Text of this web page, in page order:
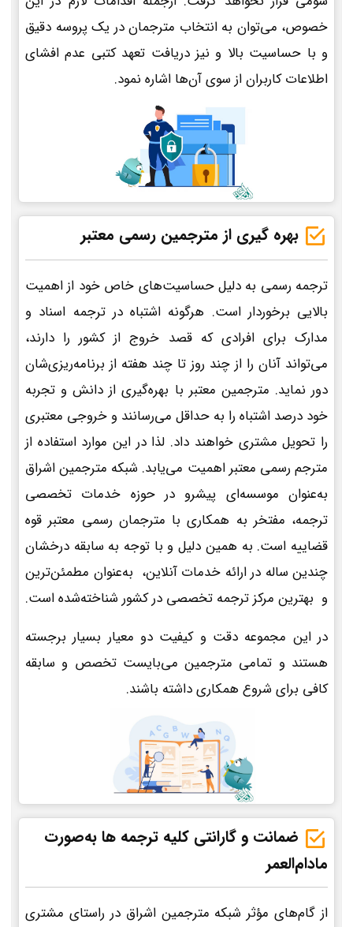
خصوص، می‌توان به انتخاب مترجمان در یک پروسه دقیق
و با حساسیت بالا و نیز دریافت تعهد کتبی عدم افشای
اطلاعات کاربران از سوی آن‌ها اشاره نمود.
بهره گیری از مترجمین رسمی معتبر
ترجمه رسمی به دلیل حساسیت‌های خاص خود از اهمیت
بالایی برخوردار است. هرگونه اشتباه در ترجمه اسناد و
مدارک برای افرادی که قصد خروج از کشور را دارند،
می‌تواند آنان را از چند روز تا چند هفته از برنامه‌ریزی‌شان
دور نماید. مترجمین معتبر با بهره‌گیری از دانش و تجربه
خود درصد اشتباه را به حداقل می‌رسانند و خروجی معتبری
را تحویل مشتری خواهند داد. لذا در این موارد استفاده از
مترجم رسمی معتبر اهمیت می‌یابد. شبکه مترجمین اشراق
به‌عنوان موسسه‌ای پیشرو در حوزه خدمات تخصصی
ترجمه، مفتخر به همکاری با مترجمان رسمی معتبر قوه
قضاییه است. به همین دلیل و با توجه به سابقه درخشان
چندین ساله در ارائه خدمات آنلاین، به‌عنوان مطمئن‌ترین
و بهترین مرکز ترجمه تخصصی در کشور شناخته‌شده است.
در این مجموعه دقت و کیفیت دو معیار بسیار برجسته
هستند و تمامی مترجمین می‌بایست تخصص و سابقه
کافی برای شروع همکاری داشته باشند.
ضمانت و گارانتی کلیه ترجمه ها به‌صورت
مادام‌العمر
از گام‌های مؤثر شبکه مترجمین اشراق در راستای مشتری